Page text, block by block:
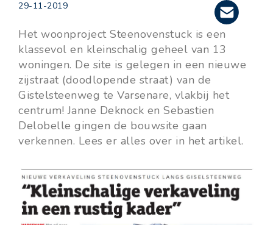
29-11-2019
Het woonproject Steenovenstuck is een
klassevol en kleinschalig geheel van 13
woningen. De site is gelegen in een nieuwe
zijstraat (doodlopende straat) van de
Gistelsteenweg te Varsenare, vlakbij het
centrum! Janne Deknock en Sebastien
Delobelle gingen de bouwsite gaan
verkennen. Lees er alles over in het artikel.